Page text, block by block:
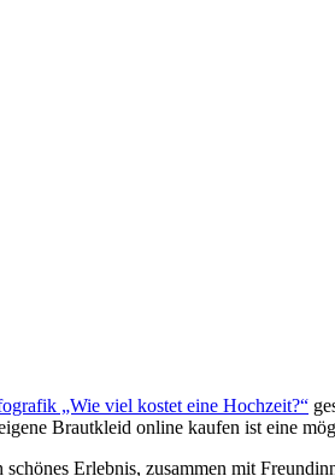
„Wie viel kostet eine Hochzeit?“
Brautkleid online kaufen ist eine
schönes Erlebnis, zusammen mit